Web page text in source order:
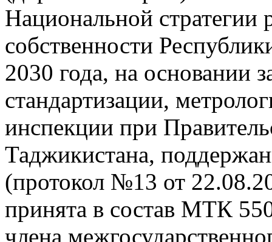
Национальной стратегии
собственности
2030 года, на основании
стандартизации,
инспекции при
Таджикистана,
(протокол №13 от
принята в состав МТК
члена